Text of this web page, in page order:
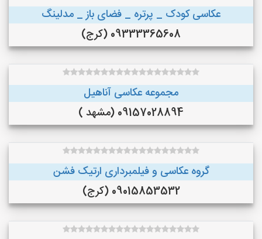
عکاسی کودک _ پرتره _ فضای باز _ مدلینگ
09333365608 (کرج)
مجموعه عکاسی آناهیل
09157028894 (مشهد )
گروه عکاسی و فیلمبرداری ارتیک فشن
09015853532 (کرج)